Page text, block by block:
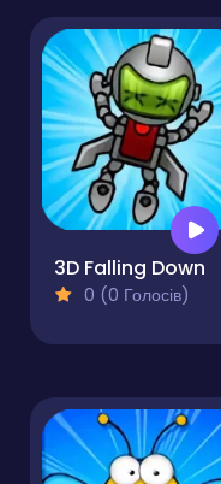
3D Falling Down
0 (0 Голосів)